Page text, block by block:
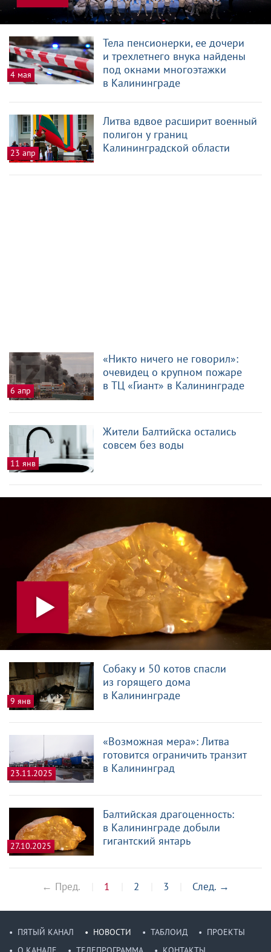
4 мая
Тела пенсионерки, ее дочери
и трехлетнего внука найдены
под окнами многоэтажки
в Калининграде
23 апр
Литва вдвое расширит военный
полигон у границ
Калининградской области
6 апр
«Никто ничего не говорил»:
очевидец о крупном пожаре
в ТЦ «Гиант» в Калининграде
11 янв
Жители Балтийска остались
совсем без воды
9 янв
Собаку и 50 котов спасли
из горящего дома
в Калининграде
23.11.2025
«Возможная мера»: Литва
готовится ограничить транзит
в Калининград
27.10.2025
Балтийская драгоценность:
в Калининграде добыли
гигантский янтарь
← Пред. 1 2 3 След. →
ПЯТЫЙ КАНАЛ НОВОСТИ ТАБЛОИД
ПРОЕКТЫ